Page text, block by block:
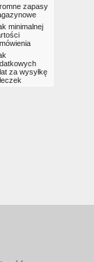
zapasy
minimalnej
za wysyłkę